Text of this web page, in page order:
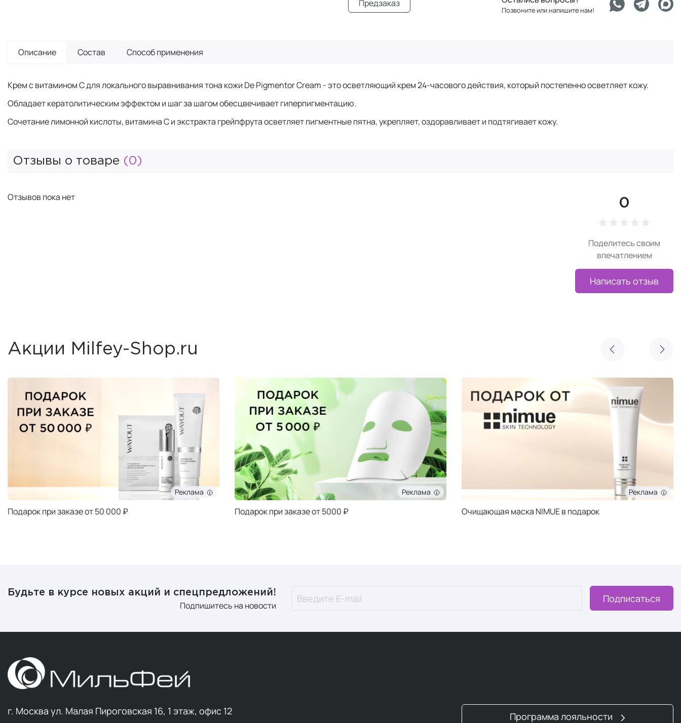
Предзаказ
Позвоните или напишите нам!
Описание Состав Способ применения
Крем с витамином С для локального выравнивания тона кожи De Pigmentor Cream - это осветляющий крем 24-часового действия, который постепенно осветляет кожу.
Обладает кератолитическим эффектом и шаг за шагом обесцвечивает гиперпигментацию.
Сочетание лимонной кислоты, витамина С и экстракта грейпфрута осветляет пигментные пятна, укрепляет, оздоравливает и подтягивает кожу.
Отзывы о товаре (0)
0
Поделитесь своим
впечатлением
Написать отзыв
Отзывов пока нет
Акции Milfey-Shop.ru
Реклама
Подарок при заказе от 50 000 ₽
Реклама
Подарок при заказе от 5000 ₽
Реклама
Очищающая маска NIMUE в подарок
Будьте в курсе новых акций и спецпредложений!
Подпишитесь на новости
Подписаться
г. Москва ул. Малая Пироговская 16, 1 этаж, офис 12 Программа лояльности